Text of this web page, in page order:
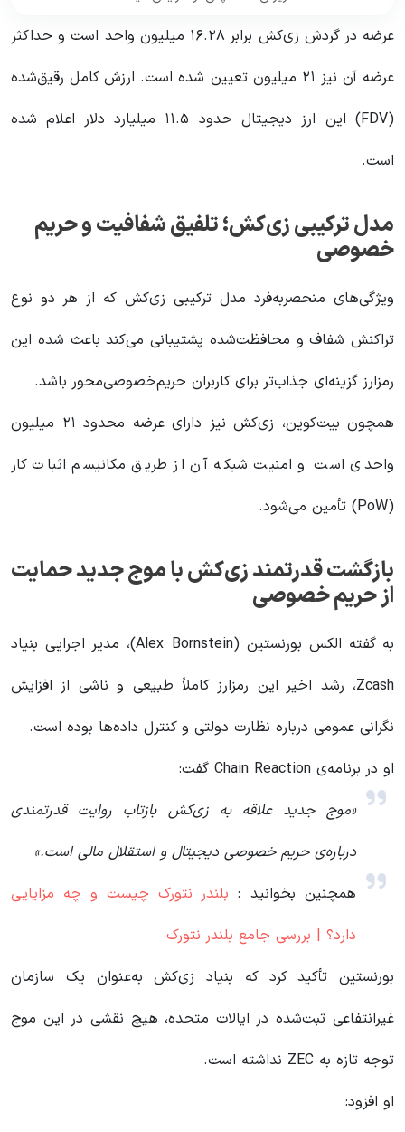
عرضه در گردش زی‌کش برابر ۱۶.۲۸ میلیون واحد است و حداکثر
عرضه آن نیز ۲۱ میلیون تعیین شده است. ارزش کامل رقیق‌شده
(FDV) این ارز دیجیتال حدود ۱۱.۵ میلیارد دلار اعلام شده
است.
مدل ترکیبی زی‌کش؛ تلفیق شفافیت و حریم
خصوصی
ویژگی‌های منحصربه‌فرد مدل ترکیبی زی‌کش که از هر دو نوع
تراکنش شفاف و محافظت‌شده پشتیبانی می‌کند باعث شده این
رمزارز گزینه‌ای جذاب‌تر برای کاربران حریم‌خصوصی‌محور باشد.
همچون بیت‌کوین، زی‌کش نیز دارای عرضه محدود ۲۱ میلیون
واحدی است و امنیت شبکه آن از طریق مکانیسم اثبات کار
(PoW) تأمین می‌شود.
بازگشت قدرتمند زی‌کش با موج جدید حمایت
از حریم خصوصی
به گفته الکس بورنستین (Alex Bornstein)، مدیر اجرایی بنیاد
Zcash، رشد اخیر این رمزارز کاملاً طبیعی و ناشی از افزایش
نگرانی عمومی درباره نظارت دولتی و کنترل داده‌ها بوده است.
او در برنامه‌ی Chain Reaction گفت:
«موج جدید علاقه به زی‌کش بازتاب‌ روایت قدرتمندی
درباره‌ی حریم خصوصی دیجیتال و استقلال مالی است.»
همچنین بخوانید : بلندر نتورک چیست و چه مزایایی
دارد؟ | بررسی جامع بلندر نتورک
بورنستین تأکید کرد که بنیاد زی‌کش به‌عنوان یک سازمان
غیرانتفاعی ثبت‌شده در ایالات متحده، هیچ نقشی در این موج
توجه تازه به ZEC نداشته است.
او افزود: